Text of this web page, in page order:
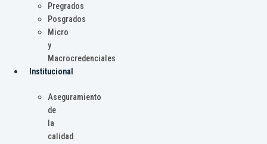
Pregrados
Posgrados
Micro
y
Macrocredenciales
Institucional
Aseguramiento
de
la
calidad